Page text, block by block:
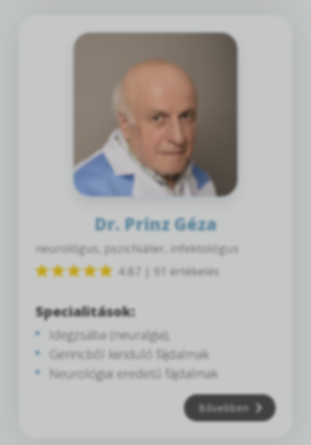
Dr. Prinz Géza
neurológus, pszichiáter, infektológus
4.87 | 91 értékelés
Specialitások:
Idegzsába (neuralgia),
Gerincből kiinduló fájdalmak
Neurológiai eredetű fájdalmak
Bővebben